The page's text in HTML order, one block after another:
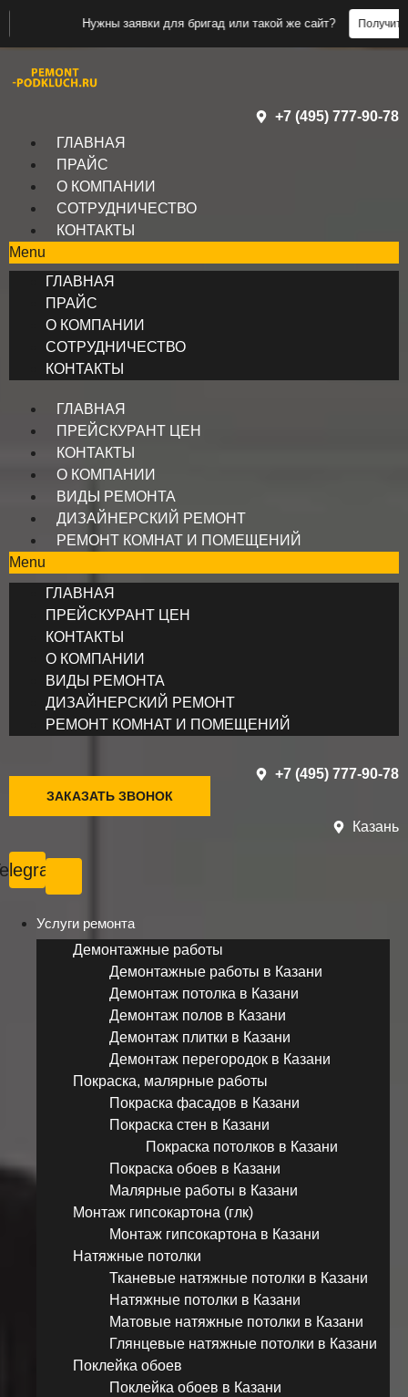
Нужны заявки для бригад или такой же сайт? Получить заявки
+7 (495) 777-90-78
ГЛАВНАЯ
ПРАЙС
О КОМПАНИИ
СОТРУДНИЧЕСТВО
КОНТАКТЫ
Menu
ГЛАВНАЯ
ПРАЙС
О КОМПАНИИ
СОТРУДНИЧЕСТВО
КОНТАКТЫ
ГЛАВНАЯ
ПРЕЙСКУРАНТ ЦЕН
КОНТАКТЫ
О КОМПАНИИ
ВИДЫ РЕМОНТА
ДИЗАЙНЕРСКИЙ РЕМОНТ
РЕМОНТ КОМНАТ И ПОМЕЩЕНИЙ
Menu
ГЛАВНАЯ
ПРЕЙСКУРАНТ ЦЕН
КОНТАКТЫ
О КОМПАНИИ
ВИДЫ РЕМОНТА
ДИЗАЙНЕРСКИЙ РЕМОНТ
РЕМОНТ КОМНАТ И ПОМЕЩЕНИЙ
+7 (495) 777-90-78
ЗАКАЗАТЬ ЗВОНОК
Казань
Услуги ремонта
Демонтажные работы
Демонтажные работы в Казани
Демонтаж потолка в Казани
Демонтаж полов в Казани
Демонтаж плитки в Казани
Демонтаж перегородок в Казани
Покраска, малярные работы
Покраска фасадов в Казани
Покраска стен в Казани
Покраска потолков в Казани
Покраска обоев в Казани
Малярные работы в Казани
Монтаж гипсокартона (глк)
Монтаж гипсокартона в Казани
Натяжные потолки
Тканевые натяжные потолки в Казани
Натяжные потолки в Казани
Матовые натяжные потолки в Казани
Глянцевые натяжные потолки в Казани
Поклейка обоев
Поклейка обоев в Казани